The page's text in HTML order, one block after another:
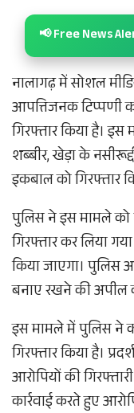
📢 Free News
नालागढ़ में सोशल
आपत्तिजनक टिप्पणी
गिरफ्तार किया है।
शब्बीर, खेड़ा के
इकबाल को गिरफ्तार
पुलिस ने इस मामले को
गिरफ्तार कर लिया
किया जाएगा। पुलिस
बनाए रखने की अपील
इस मामले में पुलिस ने
गिरफ्तार किया है।
आरोपियों की
कार्रवाई करते हुए